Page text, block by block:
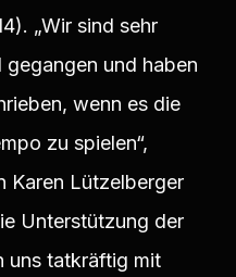
„Wir sind sehr
und haben
wenn es die
zu spielen“,
Karen Lützelberger
Unterstützung der
uns tatkräftig mit